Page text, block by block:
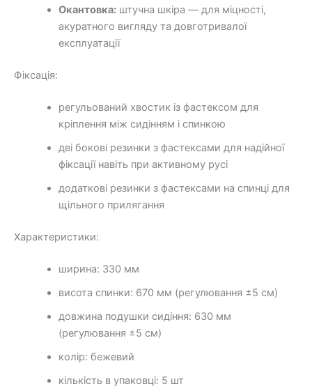
Окантовка:штучна шкіра — для міцності,
акуратного вигляду та довготривалої
експлуатації
Фіксація:
регульований хвостик із фастексом для
кріплення між сидінням і спинкою
дві бокові резинки з фастексами для надійної
фіксації навіть при активному русі
додаткові резинки з фастексами на спинці для
щільного прилягання
Характеристики:
ширина: 330 мм
висота спинки: 670 мм (регулювання ±5 см)
довжина подушки сидіння: 630 мм
(регулювання ±5 см)
колір: бежевий
кількість в упаковці: 5 шт